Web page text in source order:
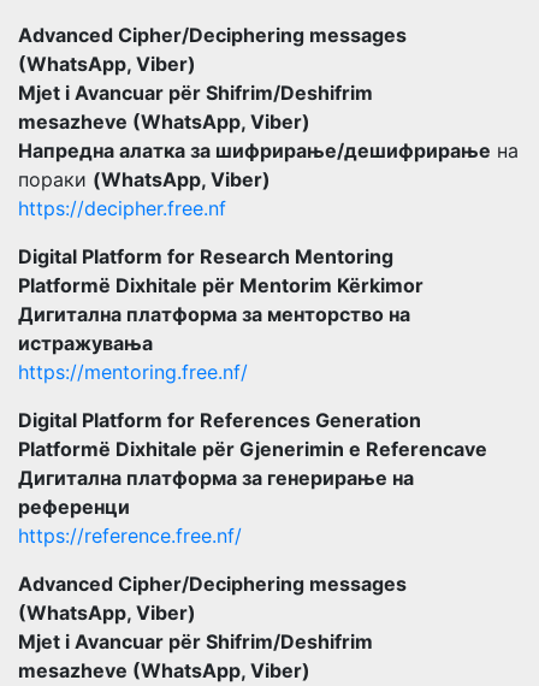
Advanced Cipher/Deciphering messages
(WhatsApp, Viber)
Mjet i Avancuar për Shifrim/Deshifrim
mesazheve (WhatsApp, Viber)
Напредна алатка за шифрирање/дешифрирање на
пораки (WhatsApp, Viber)
https://decipher.free.nf
Digital Platform for Research Mentoring
Platformë Dixhitale për Mentorim Kërkimor
Дигитална платформа за менторство на
истражувања
https://mentoring.free.nf/
Digital Platform for References Generation
Platformë Dixhitale për Gjenerimin e Referencave
Дигитална платформа за генерирање на
референци
https://reference.free.nf/
Advanced Cipher/Deciphering messages
(WhatsApp, Viber)
Mjet i Avancuar për Shifrim/Deshifrim
mesazheve (WhatsApp, Viber)